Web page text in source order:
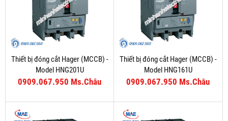
Thiết bị đóng cắt Hager (MCCB) -
Model HNG201U
0909.067.950 Ms.Châu
Thiết bị đóng cắt Hager (MCCB) -
Model HNG161U
0909.067.950 Ms.Châu